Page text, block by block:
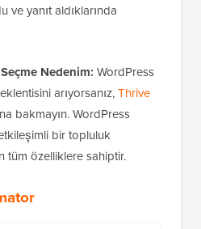
ve yanıt aldıklarında
Nedenim: WordPress
arıyorsanız,Thrive
bakmayın. WordPress
bir topluluk
tüm özelliklere sahiptir.